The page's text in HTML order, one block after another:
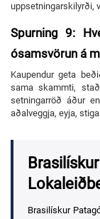
uppsetningarskilyrði,
Spurning 9:
ósamsvörun á
Kaupendur geta
sama skammti,
setningarröð áður
aðalveggja, eyja,
Brasilískur